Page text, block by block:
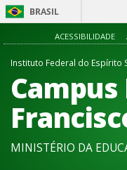
BRASIL
ACESSIBILIDADE
Instituto Federal do Espírito
Campus
MINISTÉRIO DA